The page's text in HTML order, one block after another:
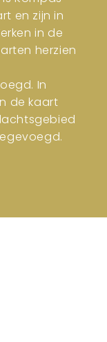
en zijn in
in de
herzien
In
de kaart